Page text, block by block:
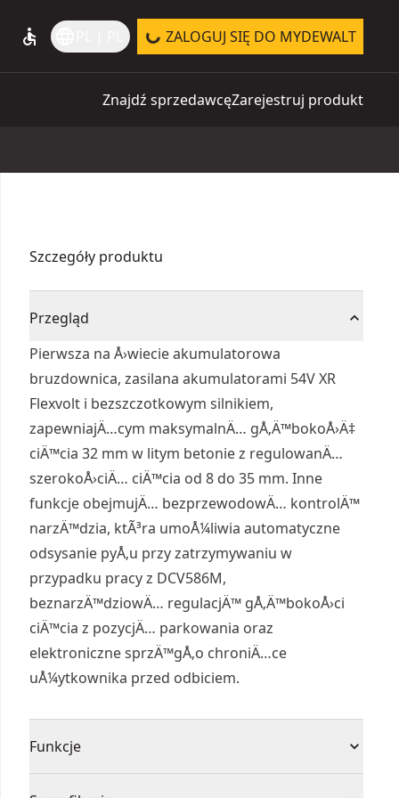
accessible ZALOGUJ SIĘ DO MYDEWALT
Znajdź sprzedawcęZarejestruj produkt
Szczegóły produktu
Przegląd
Pierwsza na Å›wiecie akumulatorowa
bruzdownica, zasilana akumulatorami 54V XR
Flexvolt i bezszczotkowym silnikiem,
zapewniajÄ…cym maksymalnÄ… gÅ‚Ä™bokoÅ›Ä‡
ciÄ™cia 32 mm w litym betonie z regulowanÄ…
szerokoÅ›ciÄ… ciÄ™cia od 8 do 35 mm. Inne
funkcje obejmujÄ… bezprzewodowÄ… kontrolÄ™
narzÄ™dzia, ktÃ³ra umoÅ¼liwia automatyczne
odsysanie pyÅ‚u przy zatrzymywaniu w
przypadku pracy z DCV586M,
beznarzÄ™dziowÄ… regulacjÄ™ gÅ‚Ä™bokoÅ›ci
ciÄ™cia z pozycjÄ… parkowania oraz
elektroniczne sprzÄ™gÅ‚o chroniÄ…ce
uÅ¼ytkownika przed odbiciem.
Funkcje